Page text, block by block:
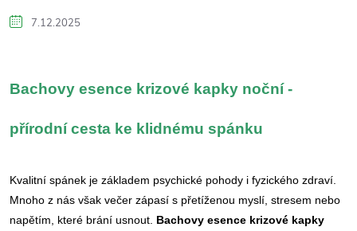
7.12.2025
Bachovy esence krizové kapky noční -
přírodní cesta ke klidnému spánku
Kvalitní spánek je základem psychické pohody i fyzického zdraví.
Mnoho z nás však večer zápasí s přetíženou myslí, stresem nebo
napětím, které brání usnout. Bachovy esence krizové kapky